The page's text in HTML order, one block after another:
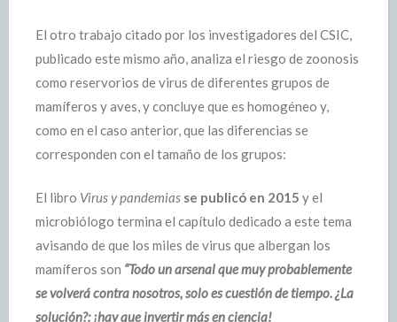
El otro trabajo citado por los investigadores del CSIC,
publicado este mismo año, analiza el riesgo de zoonosis
como reservorios de virus de diferentes grupos de
mamíferos y aves, y concluye que es homogéneo y,
como en el caso anterior, que las diferencias se
corresponden con el tamaño de los grupos:
El libro Virus y pandemias se publicó en 2015 y el
microbiólogo termina el capítulo dedicado a este tema
avisando de que los miles de virus que albergan los
mamíferos son “Todo un arsenal que muy probablemente
se volverá contra nosotros, solo es cuestión de tiempo. ¿La
solución?: ¡hay que invertir más en ciencia!